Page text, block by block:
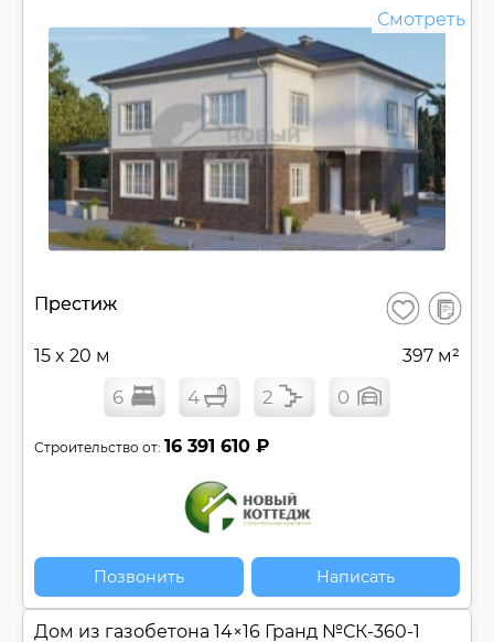
Смотреть
Престиж Сохранить
В
15 x 20 м 397 м²
6 4 2 0
Строительство от: 16 391 610 ₽
Позвонить Написать
Дом из газобетона 14×16 Гранд №СК-360-1